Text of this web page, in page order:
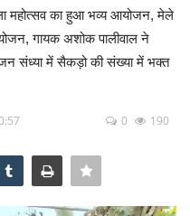
मेला महोत्सव का हुआ भव्य आयोजन, मेले
गायक अशोक पालीवाल ने
संध्या में सैकड़ो की संख्या में भक्त
0 190